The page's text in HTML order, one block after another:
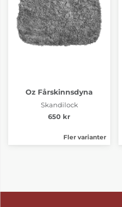
Oz Fårskinnsdyna
Skandilock
650 kr
Fler varianter